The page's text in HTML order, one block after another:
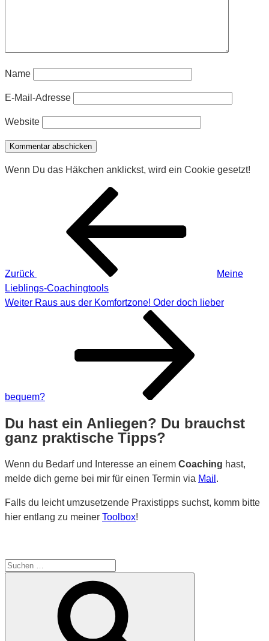
Name
E-Mail-Adresse
Website
Wenn Du das Häkchen anklickst, wird ein Cookie gesetzt!
Beitragsnavigation
Zurück
Meine
Lieblings-Coachingtools
Nächster
Weiter Raus aus der Komfortzone! Oder doch lieber
bequem?
Du hast ein Anliegen? Du brauchst
ganz praktische Tipps?
Wenn du Bedarf und Interesse an einem Coaching hast,
melde dich gerne bei mir für einen Termin via Mail .
Falls du leicht umzusetzende Praxistipps suchst, komm bitte
hier entlang zu meiner Toolbox!
Suche